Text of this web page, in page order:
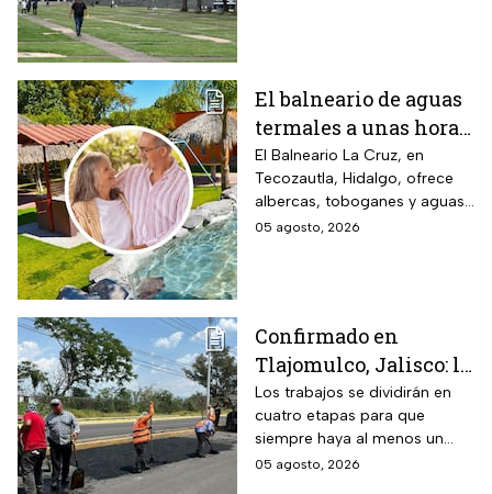
El balneario de aguas
termales a unas horas
de Naucalpan con
entrada desde $100
pesos para este grupo
de adultos mayores
El Balneario La Cruz, en
Tecozautla, Hidalgo, ofrece
albercas, toboganes y aguas
termales, con tarifas
05 agosto, 2026
Confirmado en
Tlajomulco, Jalisco: la
avenida Jesús Michel
(ex 8 de Julio) seguirá
con obras hasta
diciembre 2026 y este
Los trabajos se dividirán en
cuatro etapas para que
siempre haya al menos un
carril habilitado en cada
05 agosto, 2026